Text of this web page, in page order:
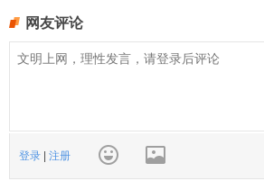
网友评论
登录 注册